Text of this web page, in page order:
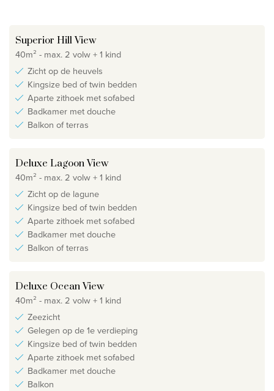
Superior Hill View
40m² - max. 2 volw + 1 kind
Zicht op de heuvels
Kingsize bed of twin bedden
Aparte zithoek met sofabed
Badkamer met douche
Balkon of terras
Deluxe Lagoon View
40m² - max. 2 volw + 1 kind
Zicht op de lagune
Kingsize bed of twin bedden
Aparte zithoek met sofabed
Badkamer met douche
Balkon of terras
Deluxe Ocean View
40m² - max. 2 volw + 1 kind
Zeezicht
Gelegen op de 1e verdieping
Kingsize bed of twin bedden
Aparte zithoek met sofabed
Badkamer met douche
Balkon